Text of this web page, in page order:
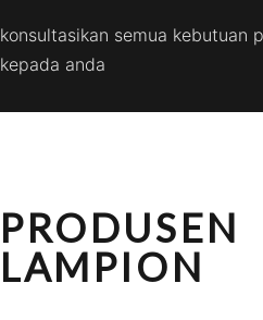
konsultasikan semua kebutuan
kepada anda
PRODUSEN
LAMPION